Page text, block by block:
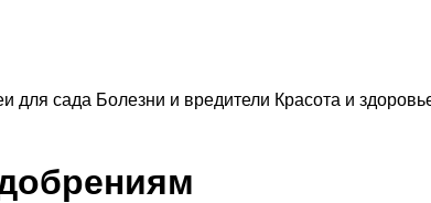
для сада Болезни и вредители Красота и